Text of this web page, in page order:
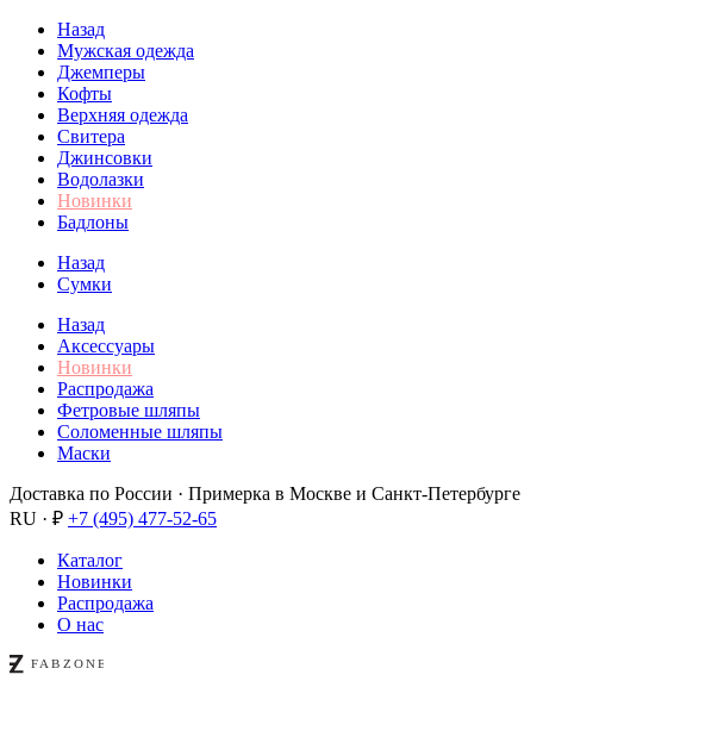
Назад
Мужская одежда
Джемперы
Кофты
Верхняя одежда
Свитера
Джинсовки
Водолазки
Новинки
Бадлоны
Назад
Сумки
Назад
Аксессуары
Новинки
Распродажа
Фетровые шляпы
Соломенные шляпы
Маски
Доставка по России · Примерка в Москве и Санкт-Петербурге
RU · ₽ +7 (495) 477-52-65
Каталог
Новинки
Распродажа
О нас